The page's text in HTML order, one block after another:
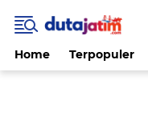
Home Terpopuler